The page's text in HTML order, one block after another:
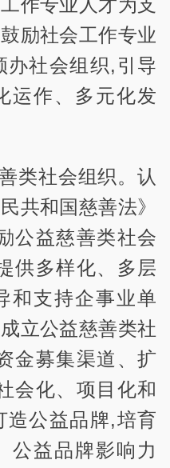
作专业人才为支
励社会工作专业
办社会组织,引导
运作、多元化发
类社会组织。认
共和国慈善法》
公益慈善类社会
供多样化、多层
和支持企事业单
立公益慈善类社
金募集渠道、扩
会化、项目化和
造公益品牌,培育
公益品牌影响力